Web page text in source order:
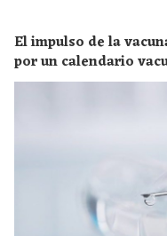
El impulso de la
por un calendario